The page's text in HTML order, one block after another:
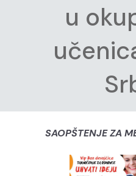
u
SAOPŠTENJE ZA